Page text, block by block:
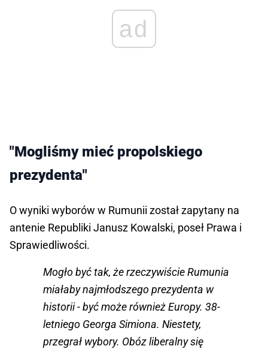
ad
"Mogliśmy mieć propolskiego
prezydenta"
O wyniki wyborów w Rumunii został zapytany na
antenie Republiki Janusz Kowalski, poseł Prawa i
Sprawiedliwości.
Mogło być tak, że rzeczywiście Rumunia
miałaby najmłodszego prezydenta w
historii - być może również Europy. 38-
letniego Georga Simiona. Niestety,
przegrał wybory. Obóz liberalny się